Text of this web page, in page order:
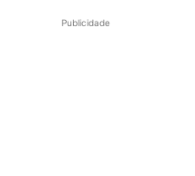
Publicidade